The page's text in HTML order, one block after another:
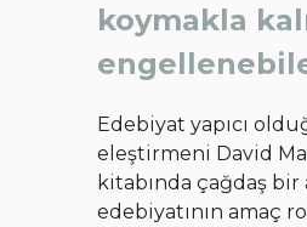
koymakla
Edebiyat yapıcı
eleştirmeni David
kitabında çağdaş
edebiyatının amaç